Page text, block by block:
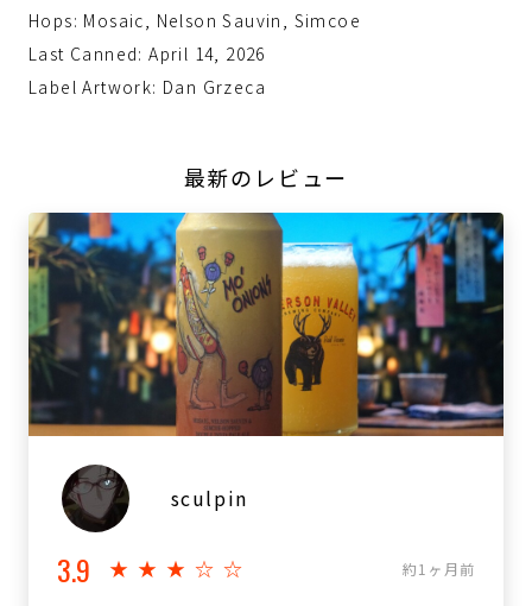
Hops: Mosaic, Nelson Sauvin, Simcoe
Last Canned: April 14, 2026
Label Artwork: Dan Grzeca
最新のレビュー
sculpin
3.9 ★★★☆☆ 約1ヶ月前